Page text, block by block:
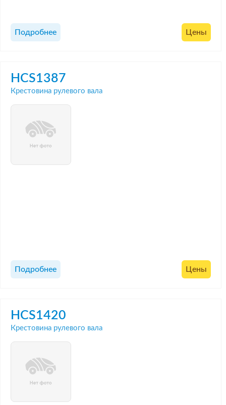
Подробнее Цены
HCS1387
Крестовина рулевого вала
Подробнее Цены
HCS1420
Крестовина рулевого вала